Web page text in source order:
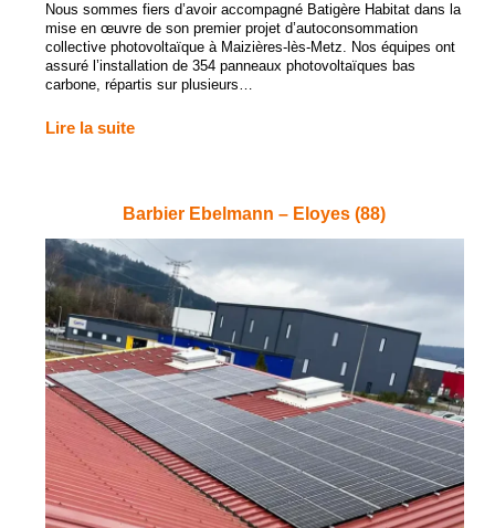
Nous sommes fiers d’avoir accompagné Batigère Habitat dans la
mise en œuvre de son premier projet d’autoconsommation
collective photovoltaïque à Maizières-lès-Metz. Nos équipes ont
assuré l’installation de 354 panneaux photovoltaïques bas
carbone, répartis sur plusieurs…
Lire la suite
Barbier Ebelmann – Eloyes (88)